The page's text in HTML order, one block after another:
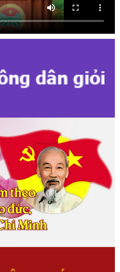
cử ĐB Quốc hội khóa XVI và ĐB
kỳ 2026 - 2031